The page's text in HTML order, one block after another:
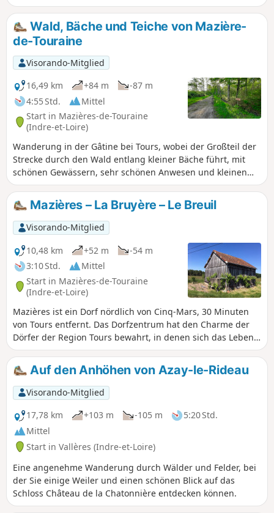
Wald, Bäche und Teiche von Mazière-
de-Touraine
Visorando-Mitglied
16,49 km
+84 m
-87 m
4:55 Std.
Mittel
Start in Mazières-de-Touraine
(Indre-et-Loire)
Wanderung in der Gâtine bei Tours, wobei der Großteil der
Strecke durch den Wald entlang kleiner Bäche führt, mit
schönen Gewässern, sehr schönen Anwesen und kleinen
Schlössern.
Mazières – La Bruyère – Le Breuil
Visorando-Mitglied
10,48 km
+52 m
-54 m
3:10 Std.
Mittel
Start in Mazières-de-Touraine
(Indre-et-Loire)
Mazières ist ein Dorf nördlich von Cinq-Mars, 30 Minuten
von Tours entfernt. Das Dorfzentrum hat den Charme der
Dörfer der Region Tours bewahrt, in denen sich das Leben
ganz um die Landwirtschaft und die Forstwirtschaft drehte.
Die Route führt durch die Wälder der großen benachbarten
Anwesen. Es eröffnen sich Ausblicke auf weitläufige
ländliche Landschaften. Der reizvollste Abschnitt ist
zweifellos das Tal von Breuil. Eine angenehme Wanderung,
die nicht eintönig ist.
Auf den Anhöhen von Azay-le-Rideau
Visorando-Mitglied
17,78 km
+103 m -105 m
5:20 Std.
Mittel
Start in Vallères (Indre-et-Loire)
Eine angenehme Wanderung durch Wälder und Felder, bei
der Sie einige Weiler und einen schönen Blick auf das
Schloss Château de la Chatonnière entdecken können.